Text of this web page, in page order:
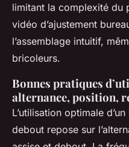
limitant la complexité du
vidéo d’ajustement
l’assemblage intuitif,
bricoleurs.
Bonnes pratiques
alternance, position,
L’utilisation optimale
debout repose sur